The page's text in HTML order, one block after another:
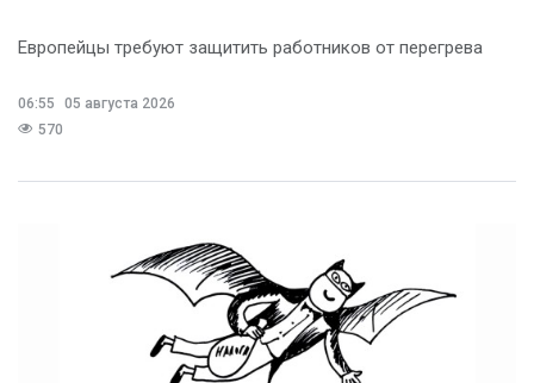
Европейцы требуют защитить работников от перегрева
06:55
05 августа 2026
570